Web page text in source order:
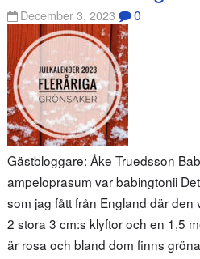
December 3, 2023 0
Gästbloggare: Åke Truedsson
ampeloprasum var babingtonii
som jag fått från England där den
2 stora 3 cm:s klyftor och en 1,5
är rosa och bland dom finns